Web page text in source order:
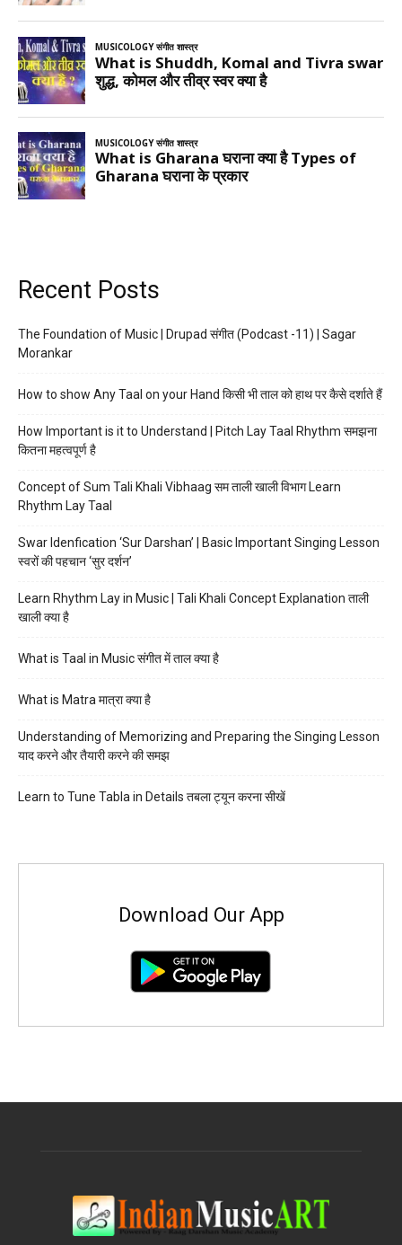
Recent Posts
The Foundation of Music | Drupad संगीत (Podcast -11) | Sagar
Morankar
How to show Any Taal on your Hand किसी भी ताल को हाथ पर कैसे दर्शाते हैं
How Important is it to Understand | Pitch Lay Taal Rhythm समझना
कितना महत्वपूर्ण है
Concept of Sum Tali Khali Vibhaag सम ताली खाली विभाग Learn
Rhythm Lay Taal
Swar Idenfication ‘Sur Darshan’ | Basic Important Singing Lesson
स्वरों की पहचान ‘सुर दर्शन’
Learn Rhythm Lay in Music | Tali Khali Concept Explanation ताली
खाली क्या है
What is Taal in Music संगीत में ताल क्या है
What is Matra मात्रा क्या है
Understanding of Memorizing and Preparing the Singing Lesson
याद करने और तैयारी करने की समझ
Learn to Tune Tabla in Details तबला ट्यून करना सीखें
Download Our App